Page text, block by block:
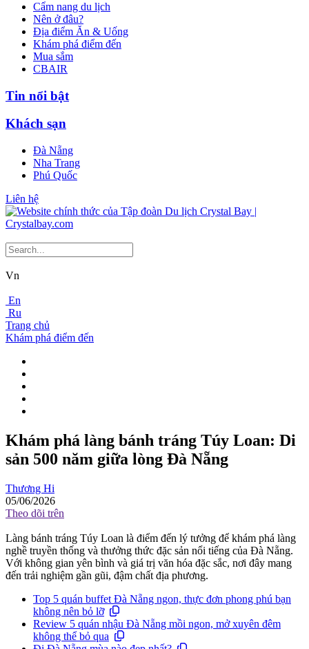
Cẩm nang du lịch
Nên ở đâu?
Địa điểm Ăn & Uống
Khám phá điểm đến
Mua sắm
CBAIR
Tin nổi bật
Khách sạn
Đà Nẵng
Nha Trang
Phú Quốc
Liên hệ
Vn
En
Ru
Trang chủ
Khám phá điểm đến
Khám phá làng bánh tráng Túy Loan: Di
sản 500 năm giữa lòng Đà Nẵng
Thương Hi
05/06/2026
Theo dõi trên
Làng bánh tráng Túy Loan là điểm đến lý tưởng để khám phá làng
nghề truyền thống và thưởng thức đặc sản nổi tiếng của Đà Nẵng.
Với không gian yên bình và giá trị văn hóa đặc sắc, nơi đây mang
đến trải nghiệm gần gũi, đậm chất địa phương.
Top 5 quán buffet Đà Nẵng ngon, thực đơn phong phú bạn
không nên bỏ lỡ
Review 5 quán nhậu Đà Nẵng mồi ngon, mở xuyên đêm
không thể bỏ qua